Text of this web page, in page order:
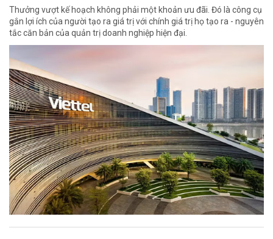
Thưởng vượt kế hoạch không phải một khoản ưu đãi. Đó là công cụ
gắn lợi ích của người tạo ra giá trị với chính giá trị họ tạo ra - nguyên
tắc căn bản của quản trị doanh nghiệp hiện đại.